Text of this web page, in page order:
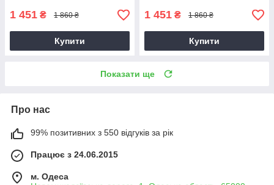
1 451 ₴ 1 860 ₴
Купити
1 451 ₴ 1 860 ₴
Купити
Показати ще
Про нас
99% позитивних з 550 відгуків за рік
Працює з 24.06.2015
м. Одеса